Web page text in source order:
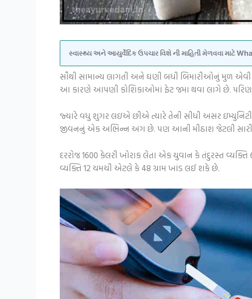
સ્વાસ્થ્ય અને આયુર્વેદિક ઉપચાર વિશે ની માહિતી મેળવવા માટે
સૌથી સામાન્ય લાગતી અને ઘણી બધી બિમારીઓનું મુળ
આ કારણે આપણી કોશિકાઓમાં ફેટ જમા થવા લાગે છે.
જ્યારે વધુ શુગર લઇએ છીએ ત્યારે તેની સીધી અસર
જીવનનું એક અભિન્ન અંગ છે. પણ આની મીઠાશ જેટલી
દરરોજ 1600 કેલરી ખોરાક લેતા એક યુવાન કે તંદુરસ્ત
વ્યક્તિ 12 ચમચી એટલે કે 48 ગ્રામ ખાંડ લઈ શકે છે.